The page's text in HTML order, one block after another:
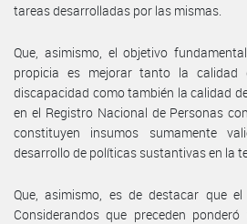
tareas desarrolladas por las mismas.
Que, asimismo, el objetivo
propicia es mejorar tanto la
discapacidad como también la calidad
en el Registro Nacional de Personas
constituyen insumos sumamente
desarrollo de políticas sustantivas en la
Que, asimismo, es de destacar que
Considerandos que preceden